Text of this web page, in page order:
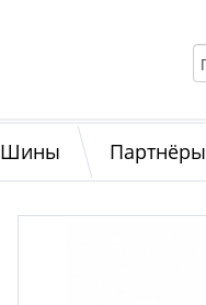
Шины Партнёры